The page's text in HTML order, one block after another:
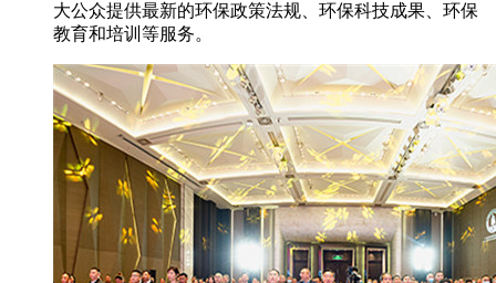
大公众提供最新的环保政策法规、环保科技成果、环保
教育和培训等服务。